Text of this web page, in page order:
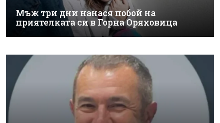
Мъж три дни нанася побой на
приятелката си в Горна Оряховица